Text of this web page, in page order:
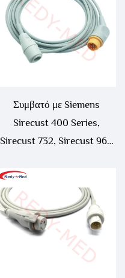
Συμβατό με Siemens
Sirecust 400 Series,
Sirecust 732, Sirecust 961,